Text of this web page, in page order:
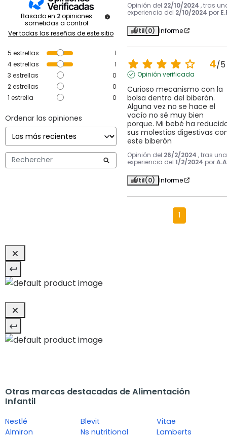
Basado en 2 opiniones
sometidas a control
Ver todas las reseñas de este sitio
5 estrellas
1
4estrellas
1
3 estrellas
0
2estrellas
0
1 estrella 0
Ordenar las opiniones
Opinión del 22/10/2024 , tras
experiencia del 2/10/2024 por
Útil(0) Informe
4/5
Opinión verificada
Curioso mecanismo con la
bolsa dentro del biberón.
Alguna vez no se hace el
vacío no sé muy bien
porque. Mi bebé ha
sus molestias digestivas
este biberón
Opinión del 26/2/2024 , tras una
experiencia del 1/2/2024 por
Útil(0) Informe
1
Otras marcas destacadas de Alimentación
Infantil
Nestlé
Almiron
Blevit
Ns nutritional
Vitae
Lamberts